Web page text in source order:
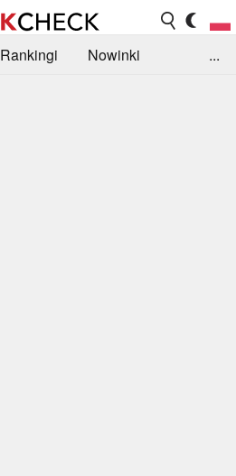
Rankingi
Nowinki
...